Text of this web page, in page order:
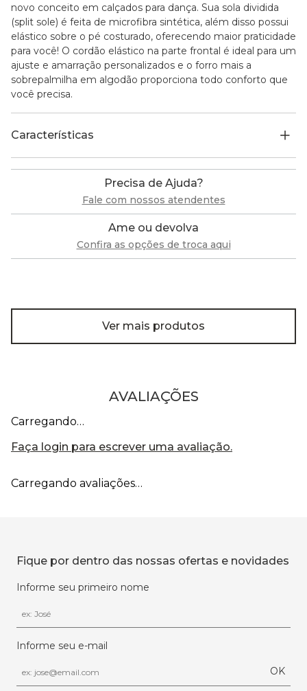
novo conceito em calçados para dança. Sua sola dividida
(split sole) é feita de microfibra sintética, além disso possui
elástico sobre o pé costurado, oferecendo maior praticidade
para você! O cordão elástico na parte frontal é ideal para um
ajuste e amarração personalizados e o forro mais a
sobrepalmilha em algodão proporciona todo conforto que
você precisa.
Características
Precisa de Ajuda?
Fale com nossos atendentes
Ame ou devolva
Confira as opções de troca aqui
Ver mais produtos
AVALIAÇÕES
Carregando…
Faça login para escrever uma avaliação.
Carregando avaliações…
Fique por dentro das nossas ofertas e novidades
Informe seu primeiro nome
Informe seu e-mail
OK